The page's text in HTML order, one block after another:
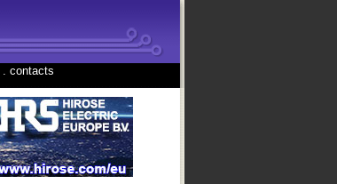
contacts